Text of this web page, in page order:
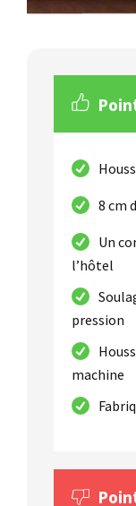
8 cm
Un
l’hôtel
pression
machine